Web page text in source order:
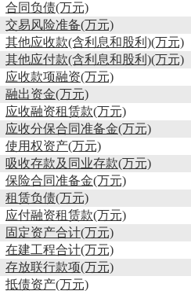
合同负债(万元)
交易风险准备(万元)
其他应收款(含利息和股利)(万元)
其他应付款(含利息和股利)(万元)
应收款项融资(万元)
融出资金(万元)
应收融资租赁款(万元)
应收分保合同准备金(万元)
使用权资产(万元)
吸收存款及同业存款(万元)
保险合同准备金(万元)
租赁负债(万元)
应付融资租赁款(万元)
固定资产合计(万元)
在建工程合计(万元)
存放联行款项(万元)
抵债资产(万元)